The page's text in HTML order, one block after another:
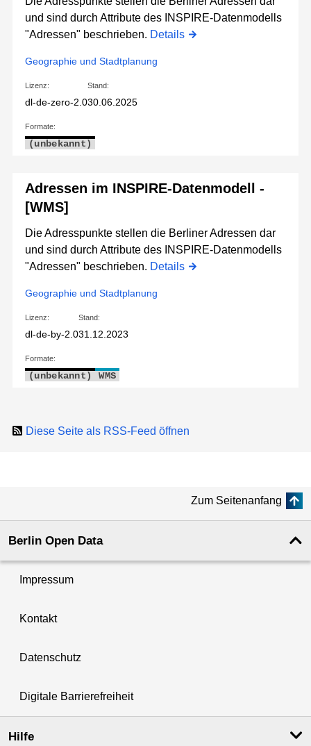
und sind durch Attribute des INSPIRE-Datenmodells
"Adressen" beschrieben. Details
Geographie und Stadtplanung
Lizenz:
dl-de-zero-2.0
Stand:
30.06.2025
Formate:
(unbekannt)
Adressen im INSPIRE-Datenmodell -
[WMS]
Die Adresspunkte stellen die Berliner Adressen dar
und sind durch Attribute des INSPIRE-Datenmodells
"Adressen" beschrieben. Details
Geographie und Stadtplanung
Lizenz:
dl-de-by-2.0
Stand:
31.12.2023
Formate:
(unbekannt) WMS
Diese Seite als RSS-Feed öffnen
Zum Seitenanfang
Berlin Open Data
Impressum
Kontakt
Datenschutz
Digitale Barrierefreiheit
Hilfe